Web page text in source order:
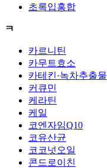
초록입홍합
ㅋ
카르니틴
카무트효소
카테킨·녹차추출물
커큐민
케라틴
케일
코엔자임Q10
코유산균
코코넛오일
콘드로이친